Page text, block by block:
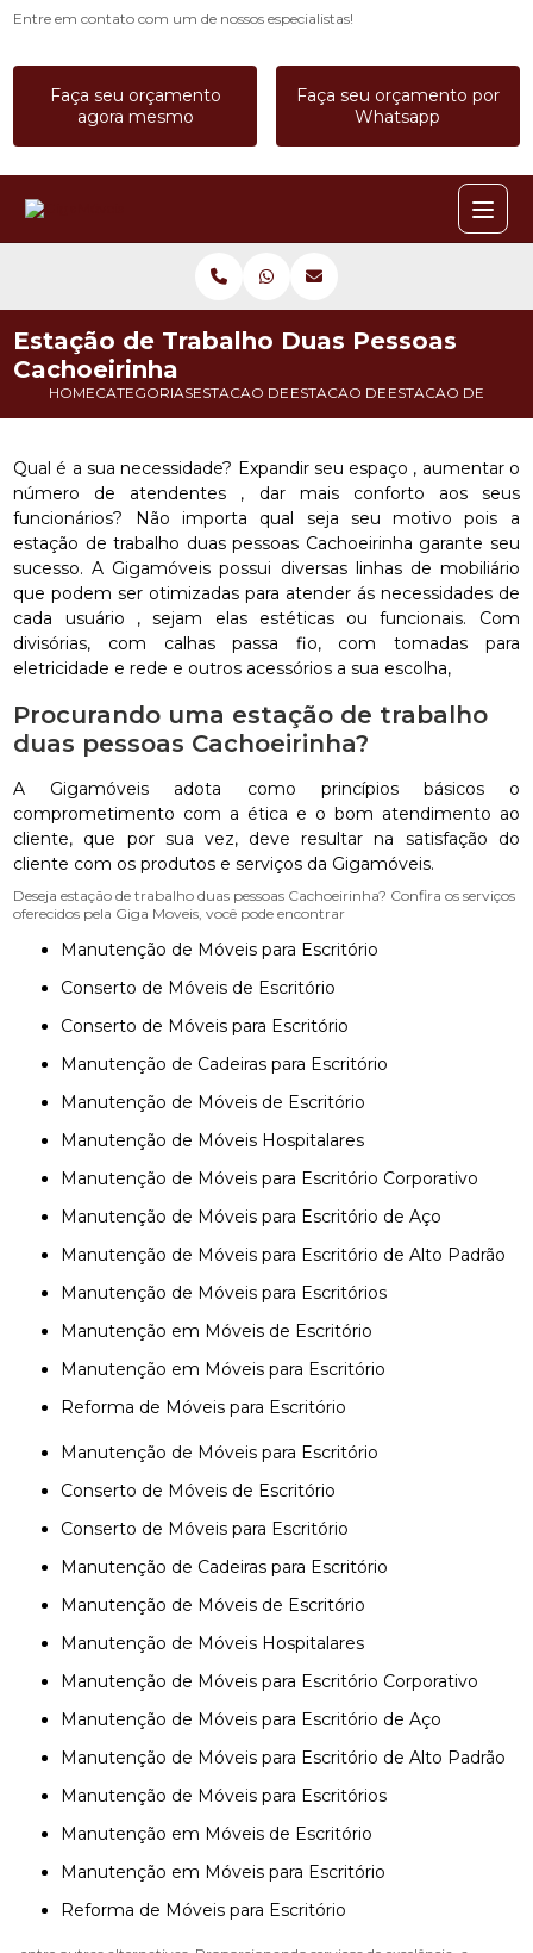
Entre em contato com um de nossos especialistas!
Faça seu orçamento
agora mesmo
Faça seu orçamento por
Whatsapp
HOMECATEGORIASESTACAO DE TRABALHOESTACAO DE TRABALHO 8
ESTACAO DE
Estação de Trabalho Duas Pessoas
Cachoeirinha
Qual é a sua necessidade? Expandir seu espaço , aumentar o
número de atendentes , dar mais conforto aos seus
funcionários? Não importa qual seja seu motivo pois a
estação de trabalho duas pessoas Cachoeirinha garante seu
sucesso. A Gigamóveis possui diversas linhas de mobiliário
que podem ser otimizadas para atender ás necessidades de
cada usuário , sejam elas estéticas ou funcionais. Com
divisórias, com calhas passa fio, com tomadas para
eletricidade e rede e outros acessórios a sua escolha,
Procurando uma estação de trabalho
duas pessoas Cachoeirinha?
A Gigamóveis adota como princípios básicos o
comprometimento com a ética e o bom atendimento ao
cliente, que por sua vez, deve resultar na satisfação do
cliente com os produtos e serviços da Gigamóveis.
Deseja estação de trabalho duas pessoas Cachoeirinha? Confira os serviços
oferecidos pela Giga Moveis, você pode encontrar
Manutenção de Móveis para Escritório
Conserto de Móveis de Escritório
Conserto de Móveis para Escritório
Manutenção de Cadeiras para Escritório
Manutenção de Móveis de Escritório
Manutenção de Móveis Hospitalares
Manutenção de Móveis para Escritório Corporativo
Manutenção de Móveis para Escritório de Aço
Manutenção de Móveis para Escritório de Alto Padrão
Manutenção de Móveis para Escritórios
Manutenção em Móveis de Escritório
Manutenção em Móveis para Escritório
Reforma de Móveis para Escritório
Manutenção de Móveis para Escritório
Conserto de Móveis de Escritório
Conserto de Móveis para Escritório
Manutenção de Cadeiras para Escritório
Manutenção de Móveis de Escritório
Manutenção de Móveis Hospitalares
Manutenção de Móveis para Escritório Corporativo
Manutenção de Móveis para Escritório de Aço
Manutenção de Móveis para Escritório de Alto Padrão
Manutenção de Móveis para Escritórios
Manutenção em Móveis de Escritório
Manutenção em Móveis para Escritório
Reforma de Móveis para Escritório